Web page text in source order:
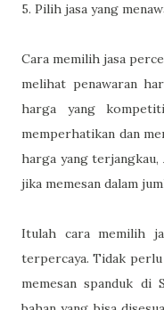
5. Pilih jasa yang
Cara memilih jasa
melihat penawaran
harga yang
memperhatikan dan
harga yang terjangkau,
jika memesan dalam
Itulah cara memilih
terpercaya. Tidak perlu
memesan spanduk di